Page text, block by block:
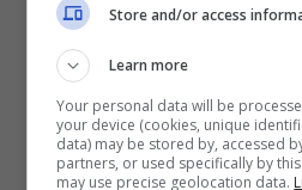
cari”. L’ex gieffino in
dichiarato di essersi
sua intimità casalinga”.
Store and/or access
Learn more
Your personal data will be
your device (cookies, unique
data) may be stored by, accessed
partners, or used specifically by
may use precise geolocation data.